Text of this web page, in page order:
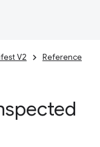
V2 Reference